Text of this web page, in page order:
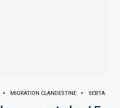
MIGRATION CLANDESTINE SEBTA